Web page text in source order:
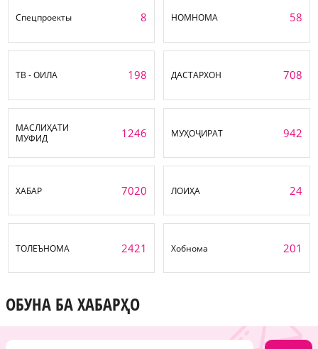
Спецпроекты 8 НОМНОМА 58
ТВ - ОИЛА 198 ДАСТАРХОН 708
МАСЛИҲАТИ
МУФИД
1246 МУҲОҶИРАТ 942
ХАБАР 7020 ЛОИҲА 24
ТОЛЕЪНОМА 2421 Хобнома 201
ОБУНА БА ХАБАРҲО